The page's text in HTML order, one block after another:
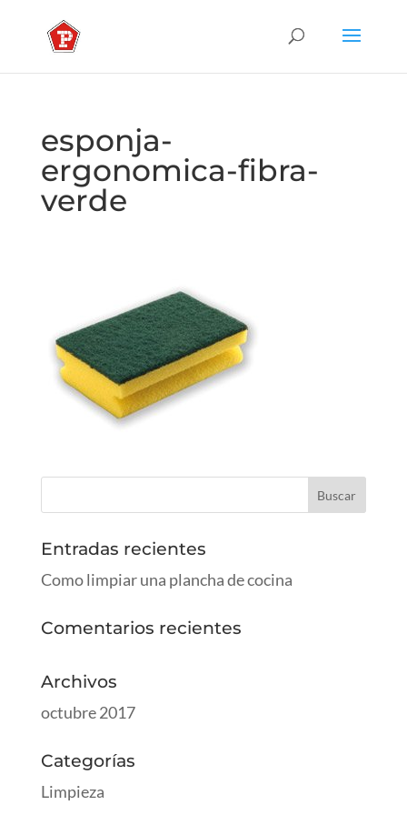
esponja-
ergonomica-fibra-
verde
Entradas recientes
Como limpiar una plancha de cocina
Comentarios recientes
Archivos
octubre 2017
Categorías
Limpieza